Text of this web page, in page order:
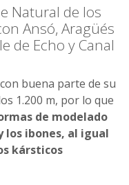
Natural de los
Ansó, Aragüés
de Echo y Canal
buena parte de su
1.200 m, por lo que
de modelado
los ibones, al igual
kársticos